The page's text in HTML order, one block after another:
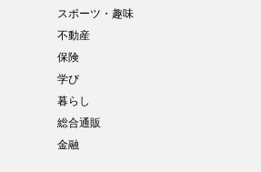
スポーツ・趣味
不動産
保険
学び
暮らし
総合通販
金融